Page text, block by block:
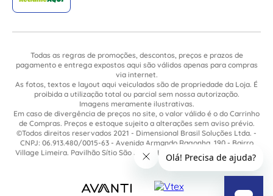
Todas as regras de promoções, descontos, preços e prazos de
pagamento e entrega expostos aqui são válidos apenas para compras
via internet.
As fotos, textos e layout aqui veiculados são de propriedade da Loja. É
proibida a utilização total ou parcial sem nossa autorização.
Imagens meramente ilustrativas.
Em caso de divergência de preços no site, o valor válido é o do Carrinho
de Compras. Preços e estoque sujeito a alterações sem aviso prévio.
©Todos direitos reservados 2021 - Dimensional Brasil Soluções Ltda. -
CNPJ: 06.913.480/0015-63 - Avenida Armando Ragonha, 190 - Bairro
Village Limeira. Pavilhão Sítio São João - Limeira - SP / CEP: 13.481-316